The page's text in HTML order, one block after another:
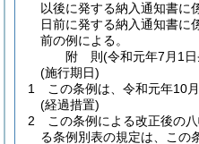
以後に発する納入通知書に
日前に発する納入通知書に
前の例による。
附 則(令和元年7月1日
(施行期日)
1
この条例は、令和元年10
(経過措置)
2
この条例による改正後の
る条例別表の規定は、この